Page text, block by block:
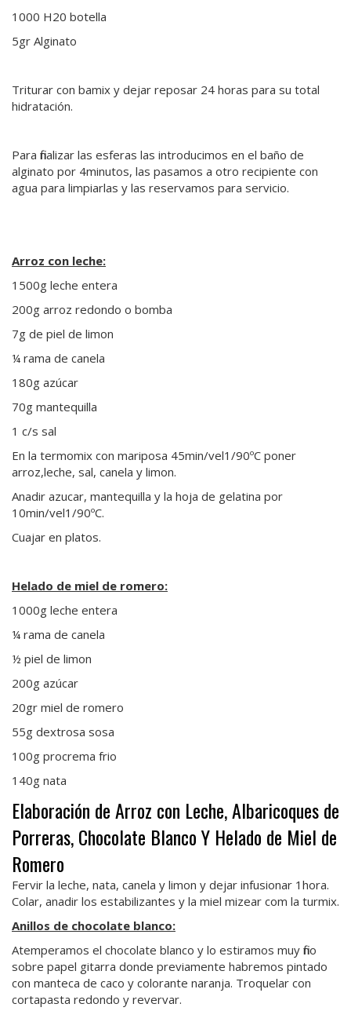
1000 H20 botella
5gr Alginato
Triturar con bamix y dejar reposar 24 horas para su total
hidratación.
Para finalizar las esferas las introducimos en el baño de
alginato por 4minutos, las pasamos a otro recipiente con
agua para limpiarlas y las reservamos para servicio.
Arroz con leche:
1500g leche entera
200g arroz redondo o bomba
7g de piel de limon
¼ rama de canela
180g azúcar
70g mantequilla
1 c/s sal
En la termomix con mariposa 45min/vel1/90ºC poner
arroz,leche, sal, canela y limon.
Anadir azucar, mantequilla y la hoja de gelatina por
10min/vel1/90ºC.
Cuajar en platos.
Helado de miel de romero:
1000g leche entera
¼ rama de canela
½ piel de limon
200g azúcar
20gr miel de romero
55g dextrosa sosa
100g procrema frio
140g nata
Elaboración de Arroz con Leche, Albaricoques de
Porreras, Chocolate Blanco Y Helado de Miel de
Romero
Fervir la leche, nata, canela y limon y dejar infusionar 1hora.
Colar, anadir los estabilizantes y la miel mizear com la turmix.
Anillos de chocolate blanco:
Atemperamos el chocolate blanco y lo estiramos muy fino
sobre papel gitarra donde previamente habremos pintado
con manteca de caco y colorante naranja. Troquelar con
cortapasta redondo y revervar.